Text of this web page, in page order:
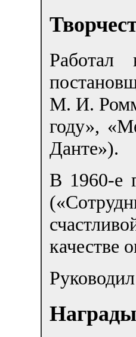
Работал
М. И.
году»,
Данте»).
В 1960-е
качестве